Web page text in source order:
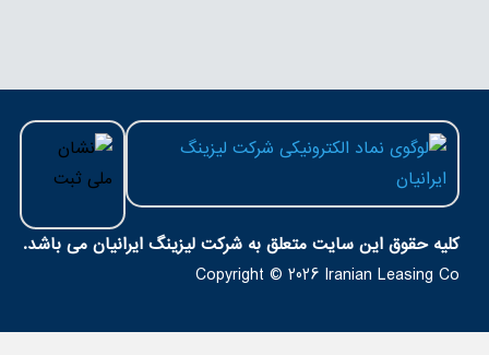
کلیه حقوق اين سايت متعلق به شرکت لیزینگ ایرانیان می باشد.
Copyright © 2026 Iranian Leasing Co